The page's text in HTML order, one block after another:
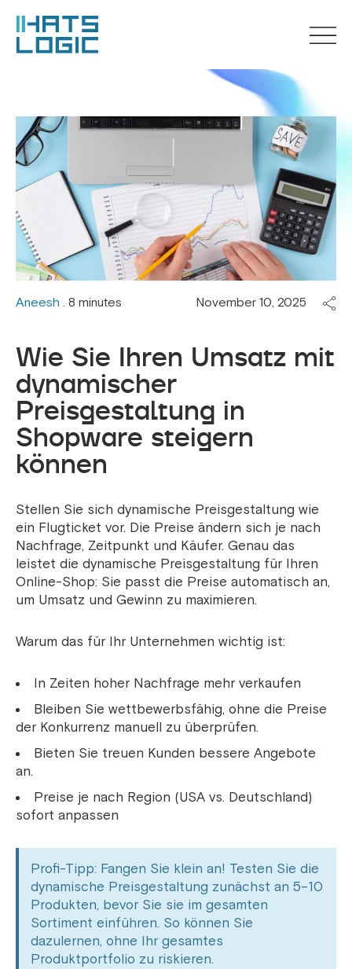
Aneesh . 8 minutes November 10, 2025
Wie Sie Ihren Umsatz mit
dynamischer
Preisgestaltung in
Shopware steigern
können
Stellen Sie sich dynamische Preisgestaltung wie
ein Flugticket vor. Die Preise ändern sich je nach
Nachfrage, Zeitpunkt und Käufer. Genau das
leistet die dynamische Preisgestaltung für Ihren
Online-Shop: Sie passt die Preise automatisch an,
um Umsatz und Gewinn zu maximieren.
Warum das für Ihr Unternehmen wichtig ist:
In Zeiten hoher Nachfrage mehr verkaufen
Bleiben Sie wettbewerbsfähig, ohne die Preise
der Konkurrenz manuell zu überprüfen.
Bieten Sie treuen Kunden bessere Angebote
an.
Preise je nach Region (USA vs. Deutschland)
sofort anpassen
Profi-Tipp: Fangen Sie klein an! Testen Sie die
dynamische Preisgestaltung zunächst an 5–10
Produkten, bevor Sie sie im gesamten
Sortiment einführen. So können Sie
dazulernen, ohne Ihr gesamtes
Produktportfolio zu riskieren.